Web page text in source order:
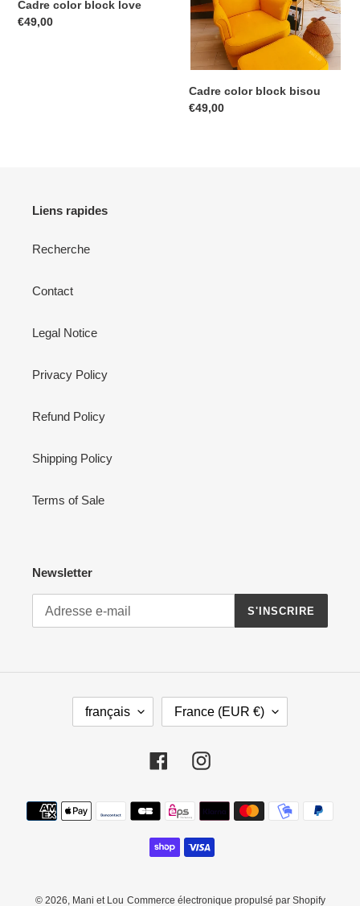
Cadre color block love
Prix
€49,00
Cadre color block bisou
Prix
€49,00
Liens rapides
Recherche
Contact
Legal Notice
Privacy Policy
Refund Policy
Shipping Policy
Terms of Sale
Newsletter
S'INSCRIRE
français
S
/
É
G
I
O
France (EUR €)
FacebookInstagram
Moyens
de
paiement
© 2026, Mani et Lou Commerce électronique propulsé par Shopify